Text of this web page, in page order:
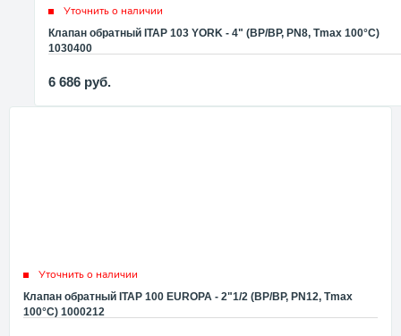
Уточнить о наличии
Клапан обратный ITAP 103 YORK - 4" (ВР/ВР, PN8, Tmax 100°С)
1030400
6 686 руб.
Уточнить о наличии
Клапан обратный ITAP 100 EUROPA - 2"1/2 (ВР/ВР, PN12, Tmax
100°С) 1000212